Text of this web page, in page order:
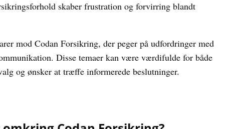
skaber frustration og forvirring blandt
mod Codan Forsikring, der peger på udfordringer med
Disse temaer kan være værdifulde for både
og ønsker at træffe informerede beslutninger.